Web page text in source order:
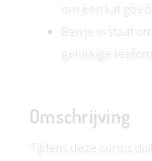
om een kat
Ben je in staat
gelukkige
Omschrijving
Tijdens deze cursus